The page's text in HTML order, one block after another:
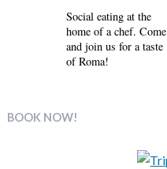
Social eating at the
home of a chef. Come
and join us for a taste
of Roma!
BOOK NOW!